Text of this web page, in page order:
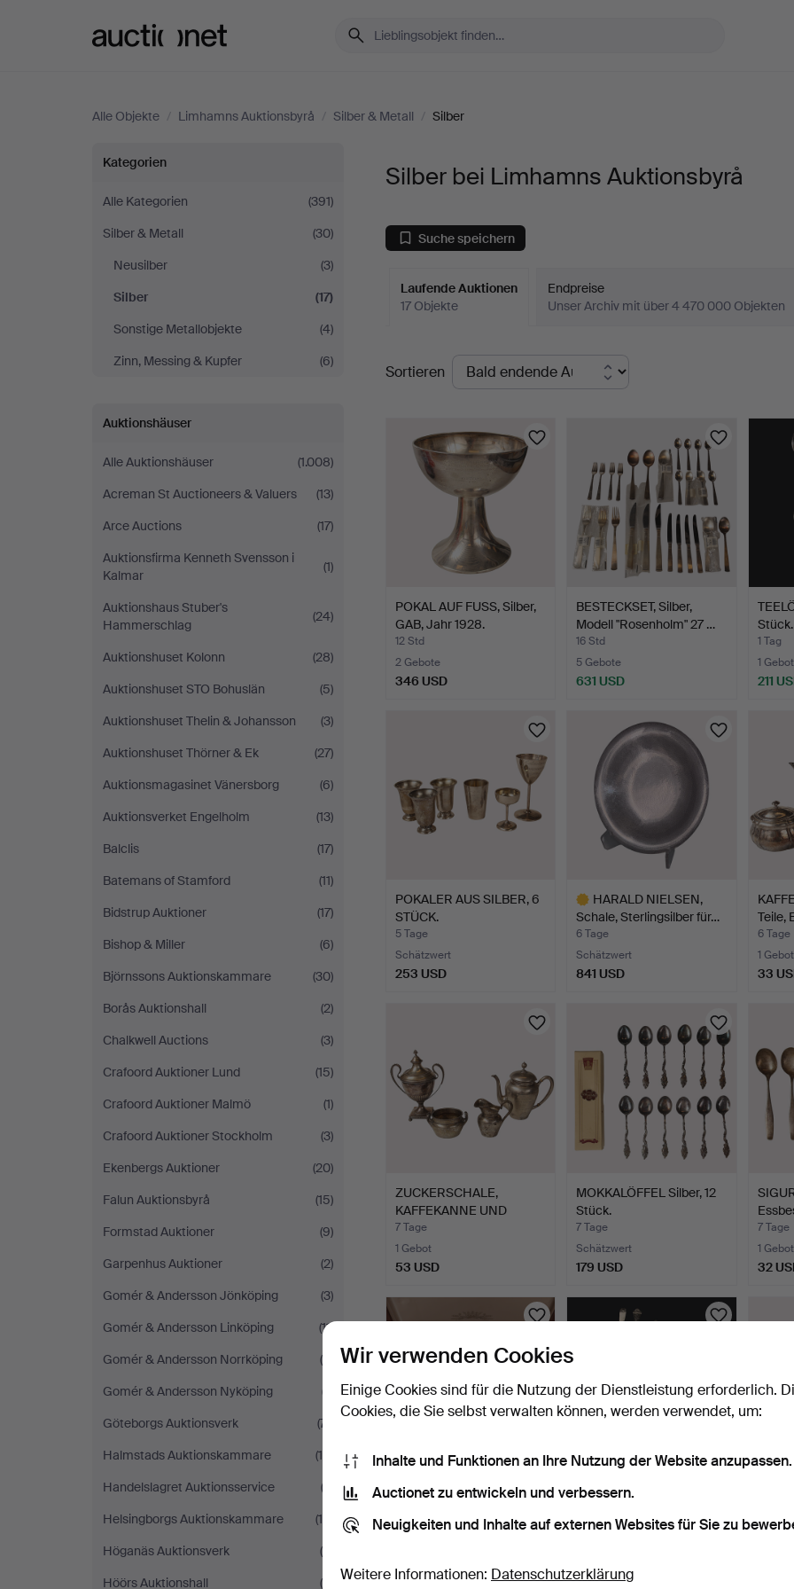
Alle Objekte / Limhamns Auktionsbyrå / Silber & Metall / Silber
Silber
bei
Limhamns
Auktionsbyrå
Kategorien
Alle Kategorien
(391)
Silber & Metall
(30)
Neusilber
(3)
Silber
(17)
Sonstige Metallobjekte
(4)
Zinn, Messing & Kupfer
(6)
Auktionshäuser
Alle Auktionshäuser
(1.008)
Acreman St Auctioneers & Valuers
(13)
Arce Auctions
(17)
Auktionsfirma Kenneth Svensson i
Kalmar
(1)
Auktionshaus Stuber's
Hammerschlag
(24)
Auktionshuset Kolonn
(28)
Auktionshuset STO Bohuslän
(5)
Auktionshuset Thelin & Johansson
(3)
Auktionshuset Thörner & Ek
(27)
Auktionsmagasinet Vänersborg
(6)
Auktionsverket Engelholm
(13)
Balclis
(17)
Batemans of Stamford
(11)
Bidstrup Auktioner
(17)
Bishop & Miller
(6)
Björnssons Auktionskammare
(30)
Borås Auktionshall
(2)
Chalkwell Auctions
(3)
Crafoord Auktioner Lund
(15)
Crafoord Auktioner Malmö
(1)
Crafoord Auktioner Stockholm
(3)
Ekenbergs Auktioner
(20)
Falun Auktionsbyrå
(15)
Formstad Auktioner
(9)
Garpenhus Auktioner
(2)
Gomér & Andersson Jönköping
(3)
Gomér & Andersson Linköping
(11)
Gomér & Andersson Norrköping
(5)
Gomér & Andersson Nyköping
(7)
Göteborgs Auktionsverk
(71)
Halmstads Auktionskammare
(19)
Handelslagret Auktionsservice
(2)
Helsingborgs Auktionskammare
(10)
Höganäs Auktionsverk
(4)
Höörs Auktionshall
(4)
Silber bei Limhamns Auktionsbyrå
Suche speichern
Laufende Auktionen
17 Objekte
Endpreise
Unser Archiv mit über 4 470 000 Objekten
Laufende
Auktionen
Sortieren
POKAL AUF FUSS, Silber,
GAB, Jahr 1928.
12 Std
2 Gebote
346 USD
BESTECKSET, Silber,
Modell "Rosenholm" 27 …
16 Std
5 Gebote
631 USD
Stück.
1 Tag
1 Gebot
211
POKALER AUS SILBER, 6
STÜCK.
5 Tage
Schätzwert
253 USD
HARALD NIELSEN,
Schale, Sterlingsilber für…
6 Tage
Schätzwert
841 USD
Teile,
6 Tage
1 Gebot
33
ZUCKERSCHALE,
KAFFEKANNE UND
MILCHKÄNNCHEN…
7 Tage
1 Gebot
53 USD
MOKKALÖFFEL Silber, 12
Stück.
7 Tage
Schätzwert
179 USD
7 Tage
1 Gebot
32
SAMMLERLÖFFEL mit
Motiven europäischer
Kön…
8 Tage
KONVOLUT LÖFFEL
SILBER, u.a. mit
verschied…
8 Tage
8 Tage
Wir verwenden Cookies
Einige Cookies sind für die Nutzung der Dienstleistung erforderlich.
Cookies, die Sie selbst verwalten können, werden verwendet, um:
Inhalte und Funktionen an Ihre Nutzung der Website anzupassen.
Auctionet zu entwickeln und verbessern.
Neuigkeiten und Inhalte auf externen Websites für Sie zu
Weitere Informationen: Datenschutzerklärung